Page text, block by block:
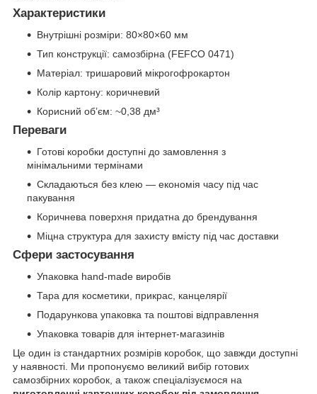
Характеристики
Внутрішні розміри: 80×80×60 мм
Тип конструкції: самозбірна (FEFCO 0471)
Матеріал: тришаровий мікрогофрокартон
Колір картону: коричневий
Корисний обʼєм: ~0,38 дм³
Переваги
Готові коробки доступні до замовлення з
мінімальними термінами
Складаються без клею — економія часу під час
пакування
Коричнева поверхня придатна до брендування
Міцна структура для захисту вмісту під час доставки
Сфери застосування
Упаковка hand-made виробів
Тара для косметики, прикрас, канцелярії
Подарункова упаковка та поштові відправлення
Упаковка товарів для інтернет-магазинів
Це один із стандартних розмірів коробок, що завжди доступні
у наявності. Ми пропонуємо великий вибір готових
самозбірних коробок, а також спеціалізуємося на